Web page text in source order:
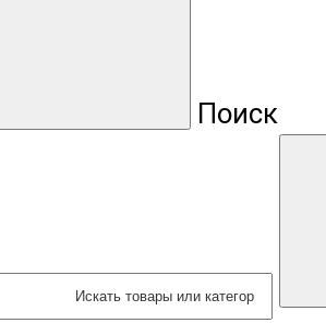
Поиск